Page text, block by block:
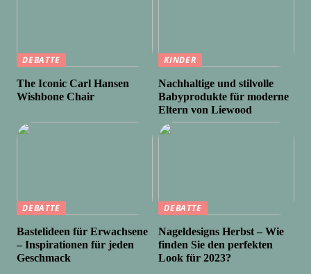
DEBATTE
The Iconic Carl Hansen
Wishbone Chair
KINDER
Nachhaltige und stilvolle
Babyprodukte für moderne
Eltern von Liewood
DEBATTE
Bastelideen für Erwachsene
– Inspirationen für jeden
Geschmack
DEBATTE
Nageldesigns Herbst – Wie
finden Sie den perfekten
Look für 2023?